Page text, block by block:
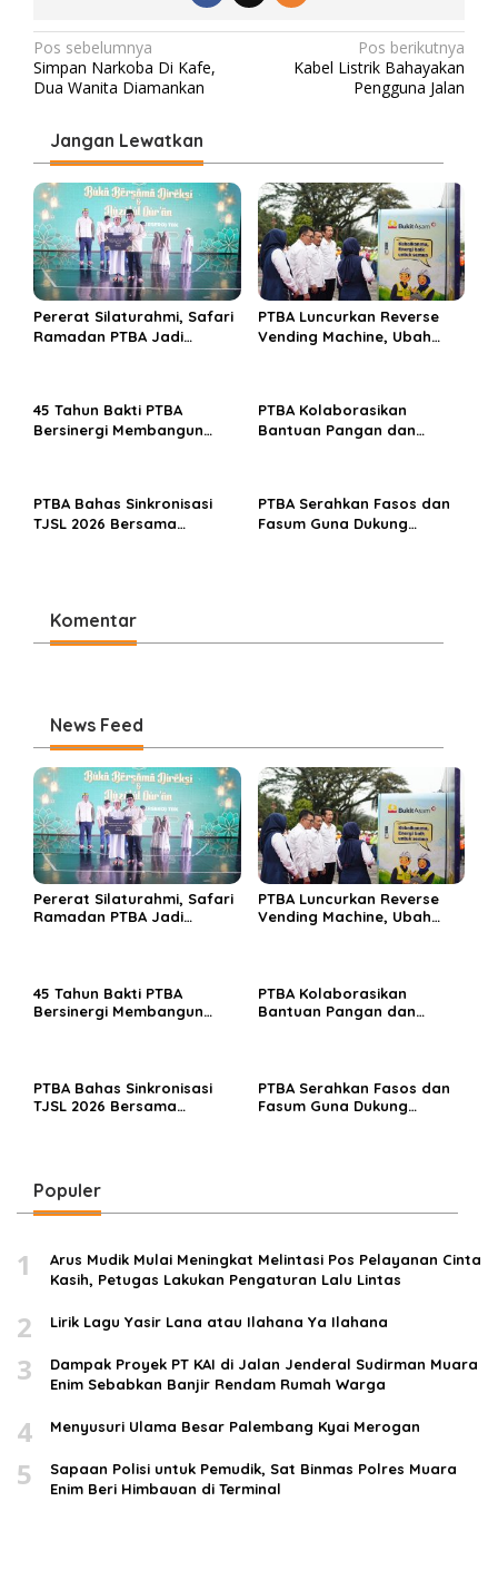
N
a
g
a
s
i
p
o
Pos sebelumnya
Simpan Narkoba Di Kafe,
Dua Wanita Diamankan
Pos berikutnya
Kabel Listrik Bahayakan
Pengguna Jalan
Jangan Lewatkan
Pererat Silaturahmi, Safari
Ramadan PTBA Jadi
PTBA Luncurkan Reverse
Vending Machine, Ubah
45 Tahun Bakti PTBA
Bersinergi Membangun
PTBA Kolaborasikan
Bantuan Pangan dan
PTBA Bahas Sinkronisasi
TJSL 2026 Bersama
PTBA Serahkan Fasos dan
Fasum Guna Dukung
Komentar
News Feed
Pererat Silaturahmi, Safari
Ramadan PTBA Jadi
PTBA Luncurkan Reverse
Vending Machine, Ubah
45 Tahun Bakti PTBA
Bersinergi Membangun
PTBA Kolaborasikan
Bantuan Pangan dan
PTBA Bahas Sinkronisasi
TJSL 2026 Bersama
PTBA Serahkan Fasos dan
Fasum Guna Dukung
Populer
1
Arus Mudik Mulai Meningkat Melintasi Pos Pelayanan Cinta
Kasih, Petugas Lakukan Pengaturan Lalu Lintas
2 Lirik Lagu Yasir Lana atau Ilahana Ya Ilahana
3
Dampak Proyek PT KAI di Jalan Jenderal Sudirman Muara
Enim Sebabkan Banjir Rendam Rumah Warga
4 Menyusuri Ulama Besar Palembang Kyai Merogan
5
Sapaan Polisi untuk Pemudik, Sat Binmas Polres Muara
Enim Beri Himbauan di Terminal